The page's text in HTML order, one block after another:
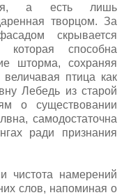
а есть лишь
творцом. За
скрывается
которая способна
шторма, сохраняя
птица как
Лебедь из старой
о существовании
самодостаточна
ради признания
чистота намерений
слов, напоминая о